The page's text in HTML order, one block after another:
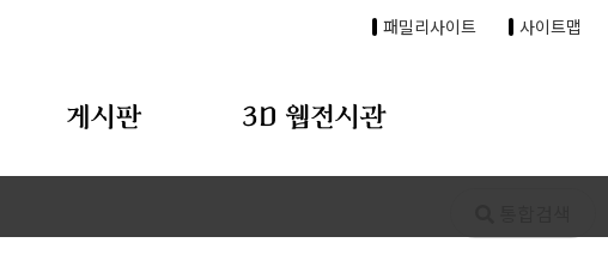
패밀리사이트 사이트맵
게시판 3D 웹전시관